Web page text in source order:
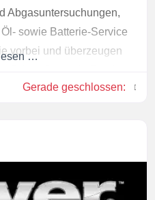
Abgasuntersuchungen,
sowie Batterie-Service
vorbei und überzeugen
…
Gerade geschlossen: